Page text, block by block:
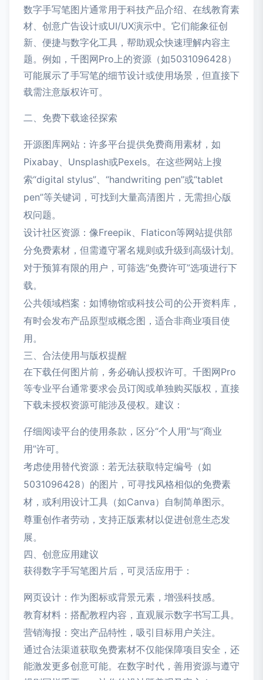
数字手写笔图片通常用于科技产品介绍、在线教育素
材、创意广告设计或UI/UX演示中。它们能象征创
新、便捷与数字化工具，帮助观众快速理解内容主
题。例如，千图网Pro上的资源（如5031096428）
可能展示了手写笔的细节设计或使用场景，但直接下
载需注意版权许可。
二、免费下载途径探索
开源图库网站：许多平台提供免费商用素材，如
Pixabay、Unsplash或Pexels。在这些网站上搜
索“digital stylus”、“handwriting pen”或“tablet
pen”等关键词，可找到大量高清图片，无需担心版
权问题。
设计社区资源：像Freepik、Flaticon等网站提供部
分免费素材，但需遵守署名规则或升级到高级计划。
对于预算有限的用户，可筛选“免费许可”选项进行下
载。
公共领域档案：如博物馆或科技公司的公开资料库，
有时会发布产品原型或概念图，适合非商业项目使
用。
三、合法使用与版权提醒
在下载任何图片前，务必确认授权许可。千图网Pro
等专业平台通常要求会员订阅或单独购买版权，直接
下载未授权资源可能涉及侵权。建议：
仔细阅读平台的使用条款，区分“个人用”与“商业
用”许可。
考虑使用替代资源：若无法获取特定编号（如
5031096428）的图片，可寻找风格相似的免费素
材，或利用设计工具（如Canva）自制简单图示。
尊重创作者劳动，支持正版素材以促进创意生态发
展。
四、创意应用建议
获得数字手写笔图片后，可灵活应用于：
网页设计：作为图标或背景元素，增强科技感。
教育材料：搭配教程内容，直观展示数字书写工具。
营销海报：突出产品特性，吸引目标用户关注。
通过合法渠道获取免费素材不仅能保障项目安全，还
能激发更多创意可能。在数字时代，善用资源与遵守